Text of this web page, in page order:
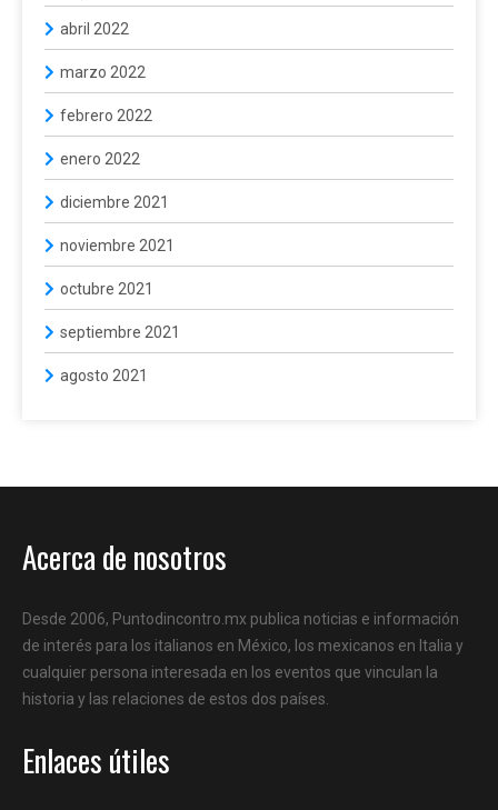
abril 2022
marzo 2022
febrero 2022
enero 2022
diciembre 2021
noviembre 2021
octubre 2021
septiembre 2021
agosto 2021
Acerca de nosotros
Desde 2006, Puntodincontro.mx publica noticias e información
de interés para los italianos en México, los mexicanos en Italia y
cualquier persona interesada en los eventos que vinculan la
historia y las relaciones de estos dos países.
Enlaces útiles